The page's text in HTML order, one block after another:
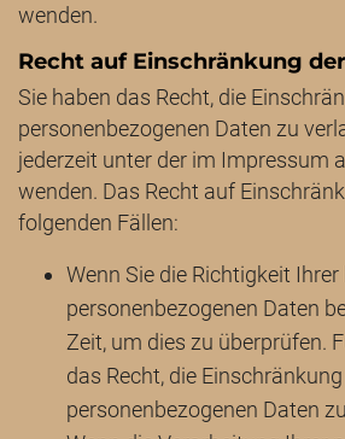
wenden.
Recht auf Einschränkung
Sie haben das Recht, die
personenbezogenen Daten zu
jederzeit unter der im Impressum
wenden. Das Recht auf
folgenden Fällen:
Wenn Sie die Richtigkeit
personenbezogenen Daten
Zeit, um dies zu überprüfen.
das Recht, die
personenbezogenen Daten